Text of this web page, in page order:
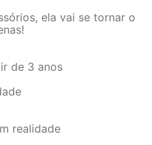
ela vai se tornar o
de 3 anos
realidade